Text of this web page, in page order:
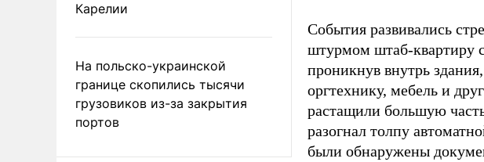
Карелии
На польско-украинской
границе скопились тысячи
грузовиков из-за закрытия
портов
События развивались
штурмом штаб-квартиру
проникнув внутрь
оргтехнику, мебель и
растащили большую
разогнал толпу
были обнаружены